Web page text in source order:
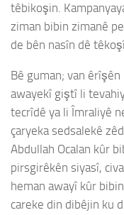
têbikoşin.
ziman bibin zimanê
de bên nasîn dê
Bê guman; van
awayekî giştî li
tecrîdê ya li Îmraliyê
çaryeka sedsalekê
Abdullah Ocalan kûr
pirsgirêkên siyasî,
heman awayî kûr
careke din dibêjin ku